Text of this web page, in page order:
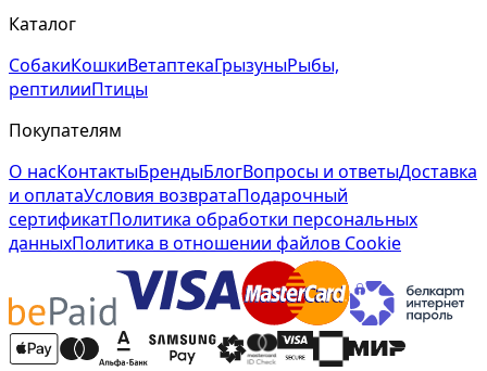
Каталог
СобакиКошкиВетаптекаГрызуныРыбы,
рептилииПтицы
Покупателям
О насКонтактыБрендыБлогВопросы и ответыДоставка
и оплатаУсловия возвратаПодарочный
сертификатПолитика обработки персональных
данныхПолитика в отношении файлов Cookie